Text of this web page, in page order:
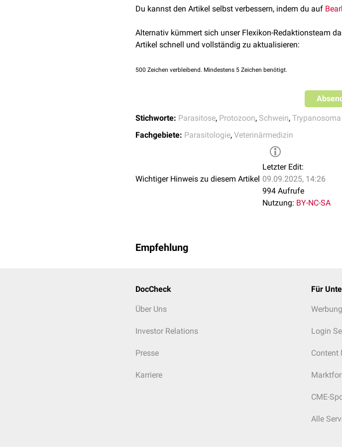
Du kannst den Artikel selbst verbessern, indem du auf
Alternativ kümmert sich unser Flexikon-Redaktionsteam
Artikel schnell und vollständig zu aktualisieren:
500 Zeichen verbleibend. Mindestens 5 Zeichen benötigt.
Stichworte: Parasitose, Protozoon, Schwein, Trypanosoma
Fachgebiete: Parasitologie, Veterinärmedizin
Wichtiger Hinweis zu diesem Artikel
Letzter Edit:
09.09.2025, 14:26
994 Aufrufe
Nutzung: BY-NC-SA
Empfehlung
DocCheck
Über Uns
Investor Relations
Presse
Karriere
Für
Werbung
Login
Content
CME-
Alle